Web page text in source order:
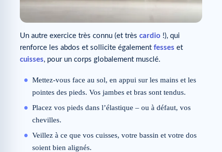
Un autre exercice très connu (et très cardio !), qui
renforce les abdos et sollicite également fesses et
cuisses, pour un corps globalement musclé.
Mettez-vous face au sol, en appui sur les mains et les
pointes des pieds. Vos jambes et bras sont tendus.
Placez vos pieds dans l’élastique – ou à défaut, vos
chevilles.
Veillez à ce que vos cuisses, votre bassin et votre dos
soient bien alignés.